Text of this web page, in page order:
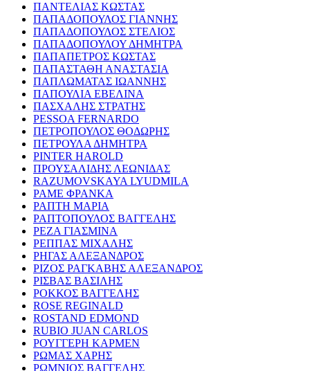
ΠΑΝΤΕΛΙΑΣ ΚΩΣΤΑΣ
ΠΑΠΑΔΟΠΟΥΛΟΣ ΓΙΑΝΝΗΣ
ΠΑΠΑΔΟΠΟΥΛΟΣ ΣΤΕΛΙΟΣ
ΠΑΠΑΔΟΠΟΥΛΟΥ ΔΗΜΗΤΡΑ
ΠΑΠΑΠΕΤΡΟΣ ΚΩΣΤΑΣ
ΠΑΠΑΣΤΑΘΗ ΑΝΑΣΤΑΣΙΑ
ΠΑΠΛΩΜΑΤΑΣ ΙΩΑΝΝΗΣ
ΠΑΠΟΥΛΙΑ ΕΒΕΛΙΝΑ
ΠΑΣΧΑΛΗΣ ΣΤΡΑΤΗΣ
PESSOA FERNARDO
ΠΕΤΡΟΠΟΥΛΟΣ ΘΟΔΩΡΗΣ
ΠΕΤΡΟΥΛΑ ΔΗΜΗΤΡΑ
PINTER HAROLD
ΠΡΟΥΣΑΛΙΔΗΣ ΛΕΩΝΙΔΑΣ
RAZUMOVSKAYA LYUDMILA
ΡΑΜΕ ΦΡΑΝΚΑ
ΡΑΠΤΗ ΜΑΡΙΑ
ΡΑΠΤΟΠΟΥΛΟΣ ΒΑΓΓΕΛΗΣ
ΡΕΖΑ ΓΙΑΣΜΙΝΑ
ΡΕΠΠΑΣ ΜΙΧΑΛΗΣ
ΡΗΓΑΣ ΑΛΕΞΑΝΔΡΟΣ
ΡΙΖΟΣ ΡΑΓΚΑΒΗΣ ΑΛΕΞΑΝΔΡΟΣ
ΡΙΣΒΑΣ ΒΑΣΙΛΗΣ
ΡΟΚΚΟΣ ΒΑΓΓΕΛΗΣ
ROSE REGINALD
ROSTAND EDMOND
RUBIO JUAN CARLOS
ΡΟΥΓΓΕΡΗ ΚΑΡΜΕΝ
ΡΩΜΑΣ ΧΑΡΗΣ
ΡΩΜΝΙΟΣ ΒΑΓΓΕΛΗΣ